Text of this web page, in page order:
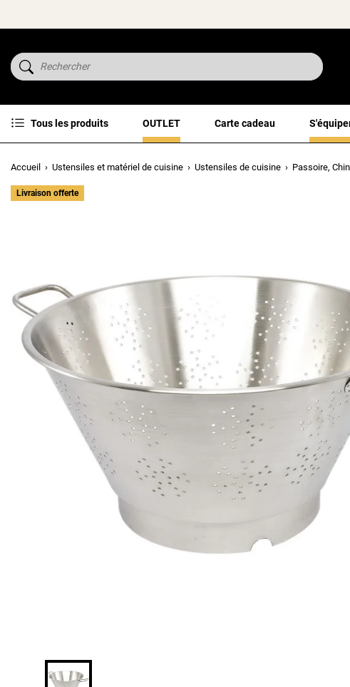
Tous les produits OUTLET Carte cadeau
Accueil Ustensiles et matériel de cuisine Ustensiles de cuisine Passoire,
Livraison offerte